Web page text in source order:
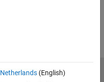
Netherlands(English)
Datenschutz-Richtlinien